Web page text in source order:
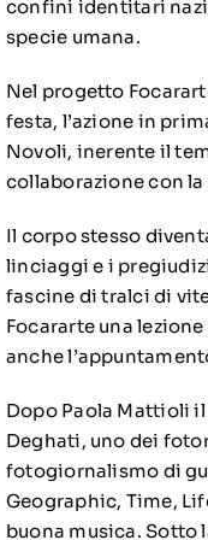
confini identitari
specie umana.
Nel progetto
festa, l’azione in
Novoli, inerente il
collaborazione con
Il corpo stesso
linciaggi e i
fascine di tralci di
Focararte una
anche
Dopo Paola Mattioli
Deghati, uno dei
fotogiornalismo di
Geographic, Time,
buona musica. Sotto